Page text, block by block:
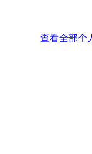
查看全部个